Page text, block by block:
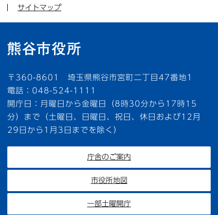
サイトマップ
〒360-8601 埼玉県熊谷市宮町二丁目47番地1
電話：048-524-1111
開庁日：月曜日から金曜日（8時30分から17時15
分）まで（土曜日、日曜日、祝日、休日および12月
29日から1月3日までを除く）
庁舎のご案内
市役所地図
一部土曜開庁